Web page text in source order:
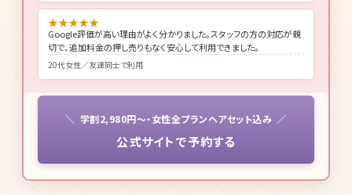
★★★★★
Google評価が高い理由がよく分かりました。スタッフの方の対応が親
切で、追加料金の押し売りもなく安心して利用できました。
20代女性／友達同士で利用
学割2,980円〜・女性全プランヘアセット込み
公式サイトで予約する